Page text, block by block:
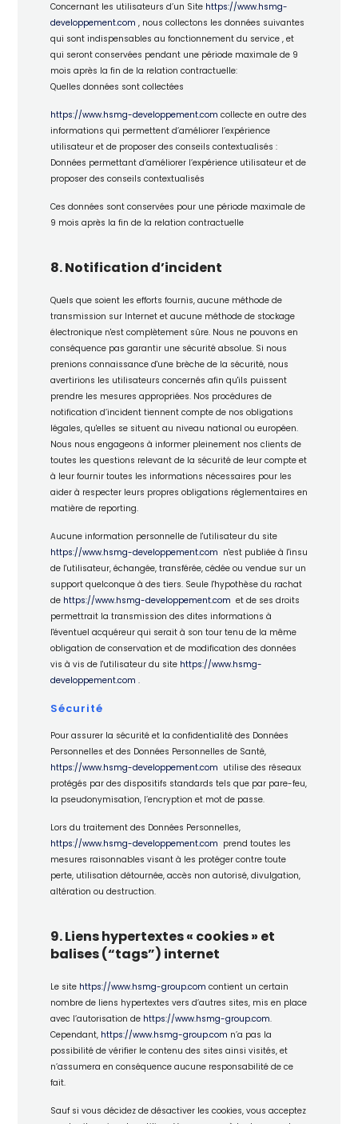
Concernant les utilisateurs d’un Site https://www.hsmg-
developpement.com , nous collectons les données suivantes
qui sont indispensables au fonctionnement du service , et
qui seront conservées pendant une période maximale de 9
mois après la fin de la relation contractuelle:
Quelles données sont collectées
https://www.hsmg-developpement.com collecte en outre des
informations qui permettent d’améliorer l’expérience
utilisateur et de proposer des conseils contextualisés :
Données permettant d’améliorer l’expérience utilisateur et de
proposer des conseils contextualisés
Ces données sont conservées pour une période maximale de
9 mois après la fin de la relation contractuelle
8. Notification d’incident
Quels que soient les efforts fournis, aucune méthode de
transmission sur Internet et aucune méthode de stockage
électronique n'est complètement sûre. Nous ne pouvons en
conséquence pas garantir une sécurité absolue. Si nous
prenions connaissance d'une brèche de la sécurité, nous
avertirions les utilisateurs concernés afin qu'ils puissent
prendre les mesures appropriées. Nos procédures de
notification d’incident tiennent compte de nos obligations
légales, qu'elles se situent au niveau national ou européen.
Nous nous engageons à informer pleinement nos clients de
toutes les questions relevant de la sécurité de leur compte et
à leur fournir toutes les informations nécessaires pour les
aider à respecter leurs propres obligations réglementaires en
matière de reporting.
Aucune information personnelle de l'utilisateur du site
https://www.hsmg-developpement.com n'est publiée à l'insu
de l'utilisateur, échangée, transférée, cédée ou vendue sur un
support quelconque à des tiers. Seule l'hypothèse du rachat
de https://www.hsmg-developpement.com et de ses droits
permettrait la transmission des dites informations à
l'éventuel acquéreur qui serait à son tour tenu de la même
obligation de conservation et de modification des données
vis à vis de l'utilisateur du site https://www.hsmg-
developpement.com .
Sécurité
Pour assurer la sécurité et la confidentialité des Données
Personnelles et des Données Personnelles de Santé,
https://www.hsmg-developpement.com utilise des réseaux
protégés par des dispositifs standards tels que par pare-feu,
la pseudonymisation, l’encryption et mot de passe.
Lors du traitement des Données Personnelles,
https://www.hsmg-developpement.com prend toutes les
mesures raisonnables visant à les protéger contre toute
perte, utilisation détournée, accès non autorisé, divulgation,
altération ou destruction.
9. Liens hypertextes « cookies » et
balises (“tags”) internet
Le site https://www.hsmg-group.com contient un certain
nombre de liens hypertextes vers d’autres sites, mis en place
avec l’autorisation de https://www.hsmg-group.com.
Cependant, https://www.hsmg-group.com n’a pas la
possibilité de vérifier le contenu des sites ainsi visités, et
n’assumera en conséquence aucune responsabilité de ce
fait.
Sauf si vous décidez de désactiver les cookies, vous acceptez